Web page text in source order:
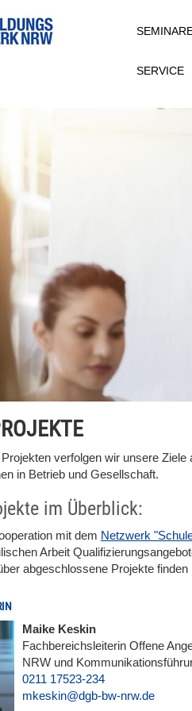
SERVICE
verfolgen wir unsere
in Betrieb und Gesellschaft.
im Überblick:
mit dem Netzwerk
Arbeit
abgeschlossene Projekte finden
Maike Keskin
Fachbereichsleiterin Offene
NRW und
0211 17523-234
E-Mail
mkeskin@dgb-bw-nrw.de